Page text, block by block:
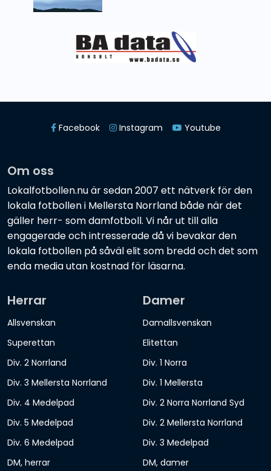
Facebook Instagram Youtube
Om oss
Lokalfotbollen.nu är sedan 2007 ett nätverk för den
lokala fotbollen i Mellersta Norrland både när det
gäller herr- som damfotboll. Vi når ut till alla
engagerade och intresserade då vi bevakar den
lokala fotbollen på såväl elit som bredd och det som
enda media utan kostnad för läsarna.
Herrar
Allsvenskan
Superettan
Div. 2 Norrland
Div. 3 Mellersta Norrland
Div. 4 Medelpad
Div. 5 Medelpad
Div. 6 Medelpad
DM, herrar
Damer
Damallsvenskan
Elitettan
Div. 1 Norra
Div. 1 Mellersta
Div. 2 Norra Norrland Syd
Div. 2 Mellersta Norrland
Div. 3 Medelpad
DM, damer